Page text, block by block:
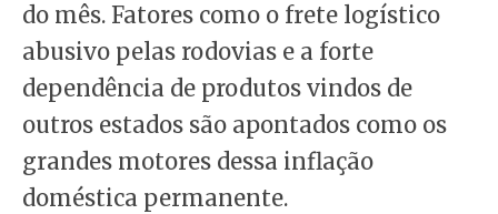
do mês. Fatores como o frete logístico
abusivo pelas rodovias e a forte
dependência de produtos vindos de
outros estados são apontados como os
grandes motores dessa inflação
doméstica permanente.